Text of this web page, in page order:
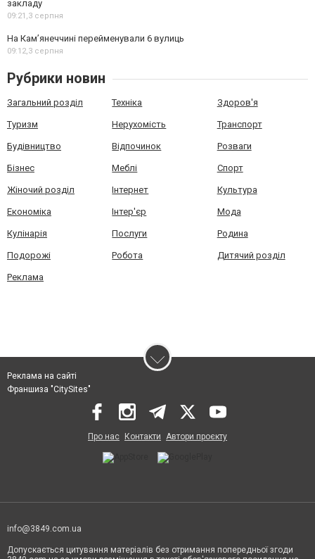
закладу
09:21,3 серпня
На Камʼянеччині перейменували 6 вулиць
09:12,3 серпня
Рубрики новин
Загальний розділ Техніка Здоров'я
Туризм Нерухомість Транспорт
Будівництво Відпочинок Розваги
Бізнес Меблі Спорт
Жіночий розділ Інтернет Культура
Економіка Інтер'єр Мода
Кулінарія Послуги Родина
Подорожі Робота Дитячий розділ
Реклама
Реклама на сайті
Франшиза "CitySites"
Про нас Контакти Автори проєкту
info@3849.com.ua
Допускається цитування матеріалів без отримання попередньої згоди